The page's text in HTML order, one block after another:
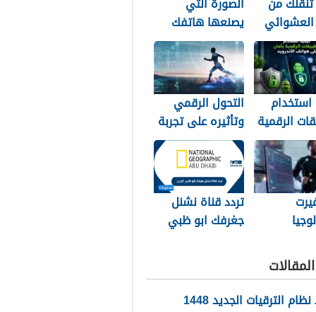
يصنعها هاتفك
خلف ظهرك
الرقمية
على هواتف
التحول الرقمي
وتأثيره على تجربة
عشاق الرياضة في
الجزائر
المصريين
تردد قناة نشنل
جغرفك ابو ظبي
الترقيات الجديد 1448